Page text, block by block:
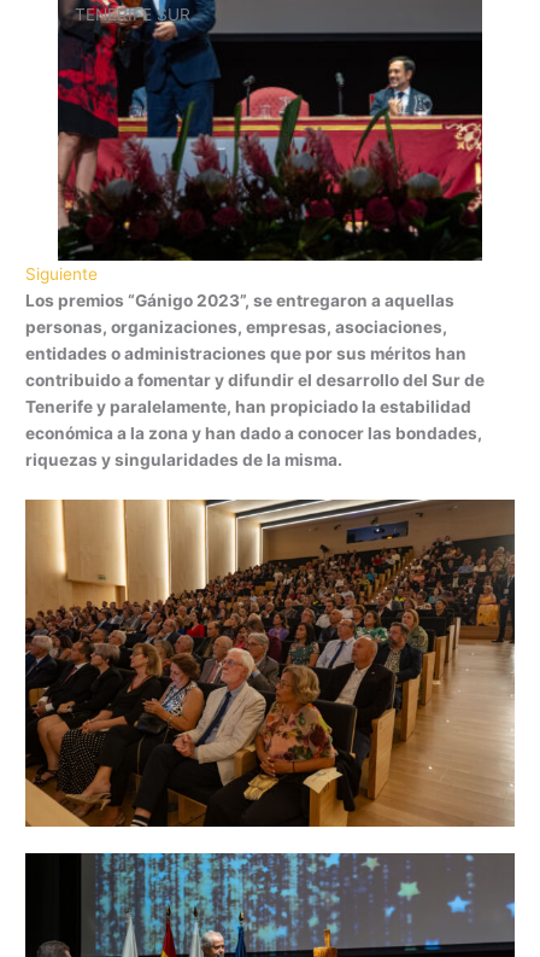
TENERIFE SUR
Siguiente
Los premios “Gánigo 2023”, se entregaron a aquellas
personas, organizaciones, empresas, asociaciones,
entidades o administraciones que por sus méritos han
contribuido a fomentar y difundir el desarrollo del Sur de
Tenerife y paralelamente, han propiciado la estabilidad
económica a la zona y han dado a conocer las bondades,
riquezas y singularidades de la misma.